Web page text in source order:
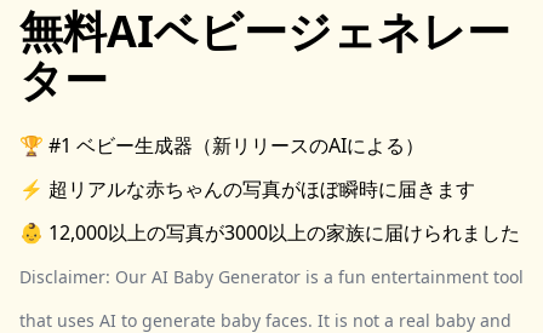
無料AIベビージェネレー
ター
🏆 #1 ベビー生成器（新リリースのAIによる）
⚡️ 超リアルな赤ちゃんの写真がほぼ瞬時に届きます
👶 12,000以上の写真が3000以上の家族に届けられました
Disclaimer: Our AI Baby Generator is a fun entertainment tool
that uses AI to generate baby faces. It is not a real baby and